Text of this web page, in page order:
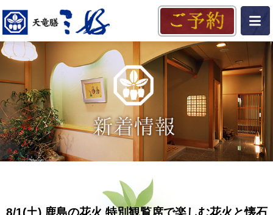
8/1(土) 鹿島の花火 特別観覧席で楽しむ花火と懐石